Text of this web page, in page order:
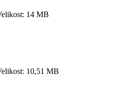
14 MB
10,51 MB